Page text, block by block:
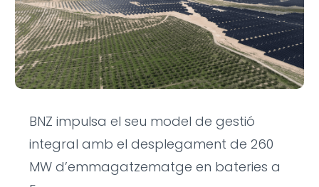
BNZ impulsa el seu model de gestió
integral amb el desplegament de 260
MW d’emmagatzematge en bateries a